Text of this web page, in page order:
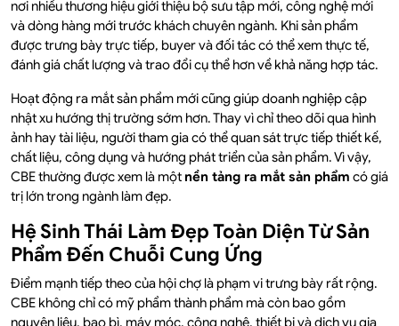
nơi nhiều thương hiệu giới thiệu bộ sưu tập mới, công nghệ mới
và dòng hàng mới trước khách chuyên ngành. Khi sản phẩm
được trưng bày trực tiếp, buyer và đối tác có thể xem thực tế,
đánh giá chất lượng và trao đổi cụ thể hơn về khả năng hợp tác.
Hoạt động ra mắt sản phẩm mới cũng giúp doanh nghiệp cập
nhật xu hướng thị trường sớm hơn. Thay vì chỉ theo dõi qua hình
ảnh hay tài liệu, người tham gia có thể quan sát trực tiếp thiết kế,
chất liệu, công dụng và hướng phát triển của sản phẩm. Vì vậy,
CBE thường được xem là một nền tảng ra mắt sản phẩm có giá
trị lớn trong ngành làm đẹp.
Hệ Sinh Thái Làm Đẹp Toàn Diện Từ Sản
Phẩm Đến Chuỗi Cung Ứng
Điểm mạnh tiếp theo của hội chợ là phạm vi trưng bày rất rộng.
CBE không chỉ có mỹ phẩm thành phẩm mà còn bao gồm
nguyên liệu, bao bì, máy móc, công nghệ, thiết bị và dịch vụ gia